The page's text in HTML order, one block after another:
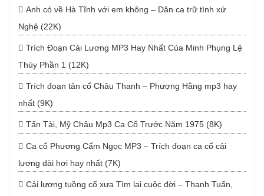
Anh có về Hà Tĩnh với em không – Dân ca trữ tình xứ
Nghệ (22K)
Trích Đoạn Cải Lương MP3 Hay Nhất Của Minh Phụng Lệ
Thủy Phần 1 (12K)
Trích đoạn tân cổ Châu Thanh – Phượng Hằng mp3 hay
nhất (9K)
Tấn Tài, Mỹ Châu Mp3 Ca Cổ Trước Năm 1975 (8K)
Ca cổ Phương Cẩm Ngọc MP3 – Trích đoạn ca cổ cải
lương dài hơi hay nhất (7K)
Cải lương tuồng cổ xưa Tìm lại cuộc đời – Thanh Tuấn,